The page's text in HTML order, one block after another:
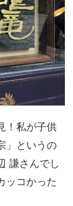
！私が子供
」というの
謙さんでし
ッコかった